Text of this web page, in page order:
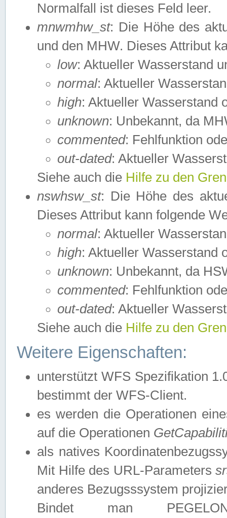
Normalfall ist dieses Feld leer.
mnwmhw_st: Die Höhe des
und den MHW. Dieses Attribut
low: Aktueller Wasserstand
normal: Aktueller
high: Aktueller Wasserstand
unknown: Unbekannt, da
commented: Fehlfunktion
out-dated: Aktueller
Siehe auch die Hilfe zu den
nswhsw_st: Die Höhe des
Dieses Attribut kann folgende
normal: Aktueller
high: Aktueller Wasserstand
unknown: Unbekannt, da
commented: Fehlfunktion
out-dated: Aktueller
Siehe auch die Hilfe zu den
Weitere Eigenschaften:
unterstützt WFS Spezifikation
bestimmt der WFS-Client.
es werden die Operationen
auf die Operationen
als natives
Mit Hilfe des URL-Parameters
anderes Bezugsssystem
Bindet man